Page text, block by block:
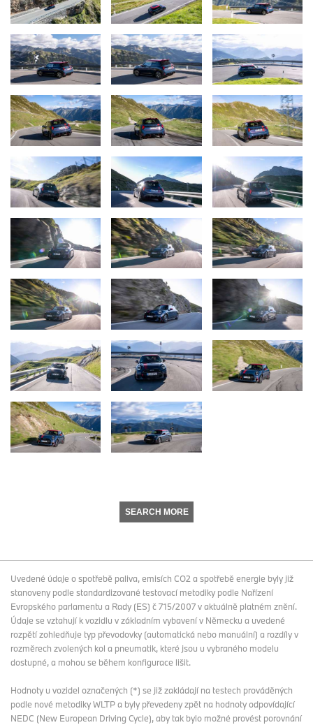
SEARCH MORE
Uvedené údaje o spotřebě paliva, emisích CO2 a spotřebě energie byly již
stanoveny podle standardizované testovací metodiky podle Nařízení
Evropského parlamentu a Rady (ES) č 715/2007 v aktuálně platném znění.
Údaje se vztahují k vozidlu v základním vybavení v Německu a uvedené
rozpětí zohledňuje typ převodovky (automatická nebo manuální) a rozdíly v
rozměrech zvolených kol a pneumatik, které jsou u vybraného modelu
dostupné, a mohou se během konfigurace lišit.
Hodnoty u vozidel označených (*) se již zakládají na testech prováděných
podle nové metodiky WLTP a byly převedeny zpět na hodnoty odpovídající
NEDC (New European Driving Cycle), aby tak bylo možné provést porovnání